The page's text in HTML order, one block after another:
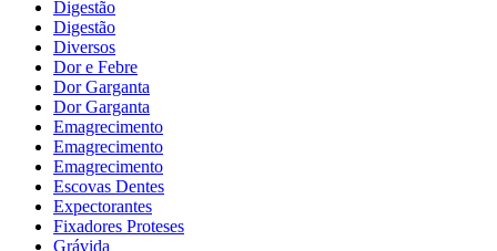
Digestão
Digestão
Diversos
Dor e Febre
Dor Garganta
Dor Garganta
Emagrecimento
Emagrecimento
Emagrecimento
Escovas Dentes
Expectorantes
Fixadores Proteses
Grávida